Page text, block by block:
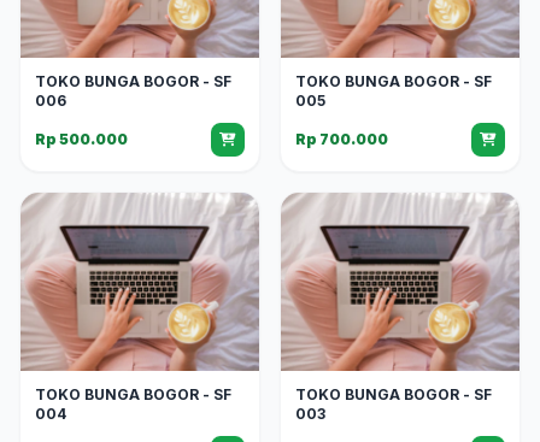
TOKO BUNGA BOGOR - SF
006
Rp 500.000
TOKO BUNGA BOGOR - SF
005
Rp 700.000
TOKO BUNGA BOGOR - SF
004
TOKO BUNGA BOGOR - SF
003